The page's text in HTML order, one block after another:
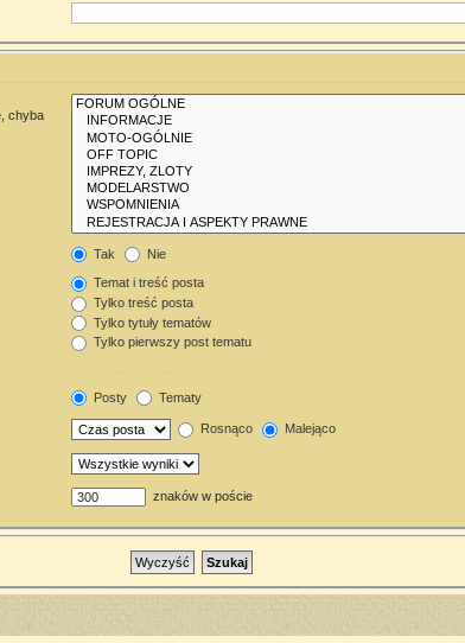
chyba
Tak Nie
Temat i treść posta
Tylko treść posta
Tylko tytuły tematów
Tylko pierwszy post tematu
Posty Tematy
Rosnąco Malejąco
znaków w poście